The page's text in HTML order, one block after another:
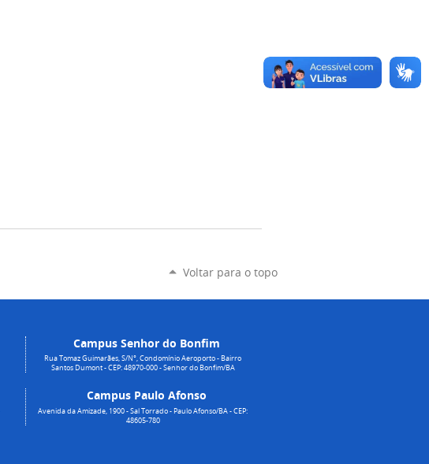
Voltar para o topo
Campus Senhor do Bonfim
Rua Tomaz Guimarães, S/N°, Condomínio Aeroporto - Bairro
Santos Dumont - CEP: 48970-000 - Senhor do Bonfim/BA
Campus Paulo Afonso
Avenida da Amizade, 1900 - Sal Torrado - Paulo Afonso/BA - CEP:
48605-780